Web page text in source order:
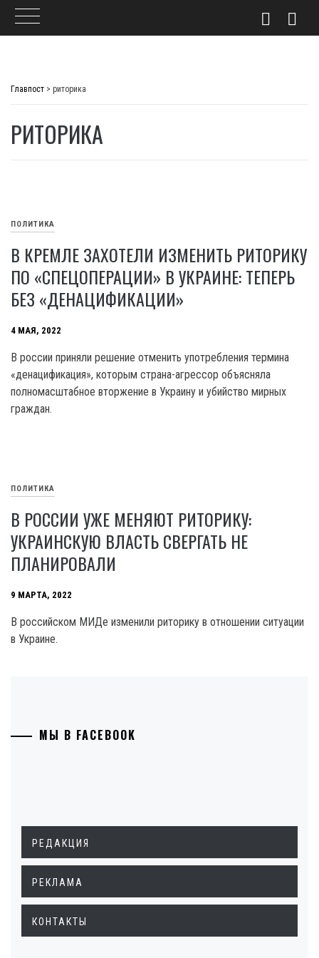
Главпост > риторика
РИТОРИКА
ПОЛИТИКА
В КРЕМЛЕ ЗАХОТЕЛИ ИЗМЕНИТЬ РИТОРИКУ
ПО «СПЕЦОПЕРАЦИИ» В УКРАИНЕ: ТЕПЕРЬ
БЕЗ «ДЕНАЦИФИКАЦИИ»
4 МАЯ, 2022
В россии приняли решение отменить употребления термина
«денацификация», которым страна-агрессор объясняла
полномасштабное вторжение в Украину и убийство мирных
граждан.
ПОЛИТИКА
В РОССИИ УЖЕ МЕНЯЮТ РИТОРИКУ:
УКРАИНСКУЮ ВЛАСТЬ СВЕРГАТЬ НЕ
ПЛАНИРОВАЛИ
9 МАРТА, 2022
В российском МИДе изменили риторику в отношении ситуации
в Украине.
МЫ В FACEBOOK
РЕДАКЦИЯ
РЕКЛАМА
КОНТАКТЫ